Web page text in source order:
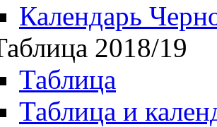
Календарь
2018/19
Таблица
Таблица и